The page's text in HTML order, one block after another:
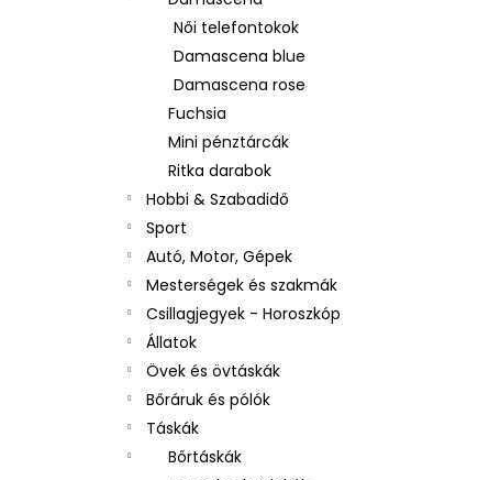
Női telefontokok
Damascena blue
Damascena rose
Fuchsia
Mini pénztárcák
Ritka darabok
Hobbi & Szabadidő
Sport
Autó, Motor, Gépek
Mesterségek és szakmák
Csillagjegyek - Horoszkóp
Állatok
Övek és övtáskák
Bőráruk és pólók
Táskák
Bőrtáskák